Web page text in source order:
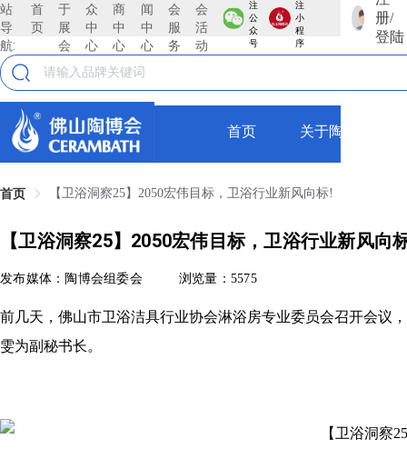
站
导
航:
首
页
于
展
会
众
中
心
商
中
心
闻
中
心
会
服
务
会
活
动
注
公
众
号
注
小
程
序
册/
登陆
首页 关于陶博会
首页 【卫浴洞察25】2050宏伟目标，卫浴行业新风向标!
【卫浴洞察25】2050宏伟目标，卫浴行业新风向
发布媒体：陶博会组委会 浏览量：5575
前几天，佛山市卫浴洁具行业协会淋浴房专业委员会召开会议
雯为副秘书长。